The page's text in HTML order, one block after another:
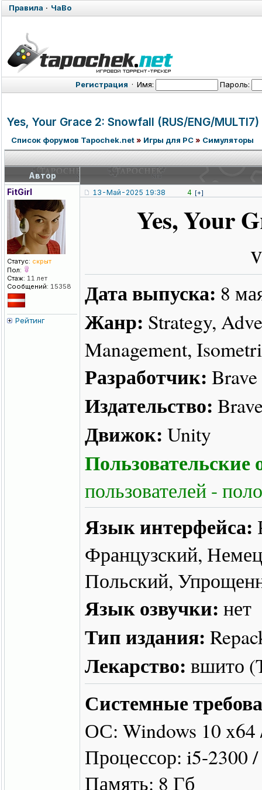
Правила · ЧаВо
Регистрация · Имя: Пароль:
Yes, Your Grace 2: Snowfall (RUS/ENG/MUL
Список форумов Tapochek.net» Игры для PC» Симуляторы
Автор
FitGirl
Статус: скрыт
Пол:
Стаж: 11 лет
Сообщений: 15358
Рейтинг
13-Май-2025 19:38 4 [+]
Yes, Your
Дата выпуска: 8
Жанр: Strategy,
Management,
Разработчик:
Издательство:
Движок: Unity
Пользовательские
пользователей -
Язык интерфейса:
Французский,
Польский,
Язык озвучки: нет
Тип издания:
Лекарство: вшито
Системные
ОС: Windows 10 x64
Процессор: i5-2300
Память: 8 Гб